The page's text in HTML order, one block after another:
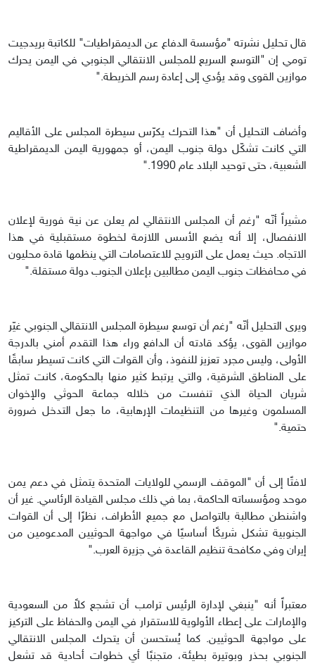
قال تحليل نشرته "مؤسسة الدفاع عن الديمقراطيات" للكاتبة بريدجيت
تومي إن "التوسع السريع للمجلس الانتقالي الجنوبي في اليمن يحرك
موازين القوى وقد يؤدي إلى إعادة رسم الخريطة."
وأضاف التحليل أن "هذا التحرك يكرّس سيطرة المجلس على الأقاليم
التي كانت تشكّل دولة جنوب اليمن، أو جمهورية اليمن الديمقراطية
الشعبية، حتى توحيد البلاد عام 1990."
مشيراً أنّه "رغم أن المجلس الانتقالي لم يعلن عن نية فورية لإعلان
الانفصال، إلا أنه يضع الأسس اللازمة لخطوة مستقبلية في هذا
الاتجاه. حيث يعمل على الترويج للاعتصامات التي ينظمها قادة محليون
في محافظات جنوب اليمن مطالبين بإعلان الجنوب دولة مستقلة."
ويرى التحليل أنّه "رغم أن توسع سيطرة المجلس الانتقالي الجنوبي غيّر
موازين القوى، يؤكد قادته أن الدافع وراء هذا التقدم أمني بالدرجة
الأولى، وليس مجرد تعزيز للنفوذ، وأن القوات التي كانت تسيطر سابقًا
على المناطق الشرقية، والتي يرتبط كثير منها بالحكومة، كانت تمثل
شريان الحياة الذي تنفست من خلاله جماعة الحوثي والإخوان
المسلمون وغيرها من التنظيمات الإرهابية، ما جعل التدخل ضرورة
حتمية."
لافتًا إلى أن "الموقف الرسمي للولايات المتحدة يتمثل في دعم يمن
موحد ومؤسساته الحاكمة، بما في ذلك مجلس القيادة الرئاسي. غير أن
واشنطن مطالبة بالتواصل مع جميع الأطراف، نظرًا إلى أن القوات
الجنوبية تشكل شريكًا أساسيًا في مواجهة الحوثيين المدعومين من
إيران وفي مكافحة تنظيم القاعدة في جزيرة العرب."
معتبراً أنه "ينبغي لإدارة الرئيس ترامب أن تشجع كلاً من السعودية
والإمارات على إعطاء الأولوية للاستقرار في اليمن والحفاظ على التركيز
على مواجهة الحوثيين. كما يُستحسن أن يتحرك المجلس الانتقالي
الجنوبي بحذر وبوتيرة بطيئة، متجنبًا أي خطوات أحادية قد تشعل